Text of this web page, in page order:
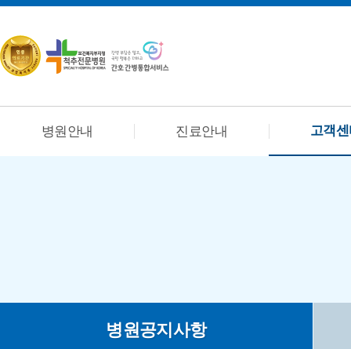
병원안내 진료안내 고객
병원공지사항